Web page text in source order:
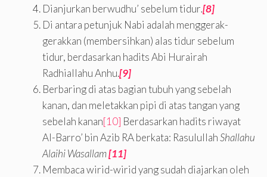
Dianjurkan berwudhu’ sebelum tidur.[8]
Di antara petunjuk Nabi adalah menggerak-
gerakkan (membersihkan) alas tidur sebelum
tidur, berdasarkan hadits Abi Hurairah
Radhiallahu Anhu.[9]
Berbaring di atas bagian tubuh yang sebelah
kanan, dan meletakkan pipi di atas tangan yang
sebelah kanan[10] Berdasarkan hadits riwayat
Al-Barro’ bin Azib RA berkata: RasulullahShallahu
Alaihi Wasallam[11]
Membaca wirid-wirid yang sudah diajarkan oleh